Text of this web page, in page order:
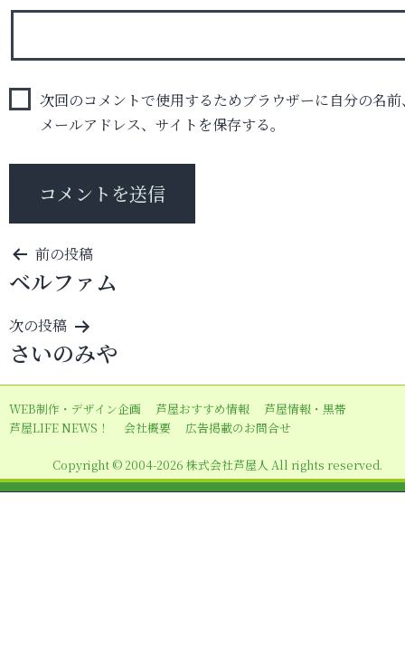
次回のコメントで使用するためブラウザーに自分の名前
メールアドレス、サイトを保存する。
投
稿
ナ
ビ
ゲ
ー
シ
ン
前の投稿
ベルファム
次の投稿
さいのみや
WEB制作・デザイン企画 芦屋おすすめ情報
芦屋情報・黒帯
芦屋LIFE NEWS！
会社概要 広告掲載のお問合せ
Copyright © 2004-2026 株式会社芦屋人 All rights reserved.